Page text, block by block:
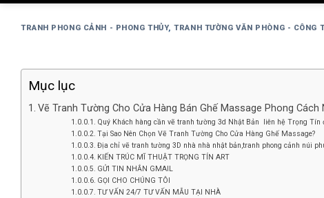
TRANH PHONG CẢNH - PHONG THỦY,TRANH TƯỜNG VĂN PHÒNG - CÔNG
Mục lục
Vẽ Tranh Tường Cho Cửa Hàng Bán Ghế Massage Phong Cách
Quý Khách hàng cần vẽ tranh tường 3d Nhật Bản liên hệ Trọng Tín
Tại Sao Nên Chọn Vẽ Tranh Tường Cho Cửa Hàng Ghế Massage?
Địa chỉ vẽ tranh tường 3D nhà nhà nhật bản,tranh phong cảnh núi
KIẾN TRÚC MĨ THUẬT TRỌNG TÍN ART
GỬI TIN NHẮN GMAIL
GỌI CHO CHÚNG TÔI
TƯ VẤN 24/7 TƯ VẤN MẪU TẠI NHÀ